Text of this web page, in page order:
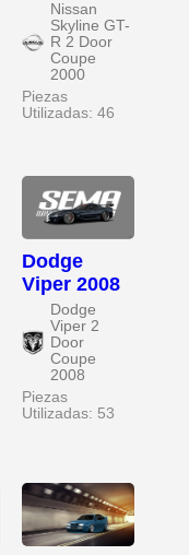
Nissan
Skyline GT-
R 2 Door
Coupe
2000
Piezas
Utilizadas: 46
Dodge
Viper 2008
Dodge
Viper 2
Door
Coupe
2008
Piezas
Utilizadas: 53